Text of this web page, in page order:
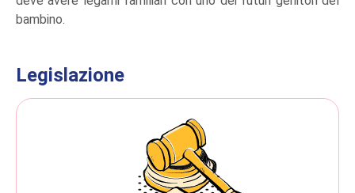
bambino.
Legislazione